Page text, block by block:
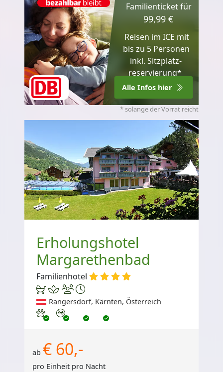
Familienticket für
99,99 €
Reisen im ICE mit
bis zu 5 Personen
inkl. Sitzplatz­
reservierung*
Alle Infos hier
* solange der Vorrat reicht
Erholungshotel
Margarethenbad
Familienhotel
Rangersdorf, Kärnten, Österreich
Haustiere erlaubt
Nichtraucher
ab € 60,-
pro Einheit pro Nacht